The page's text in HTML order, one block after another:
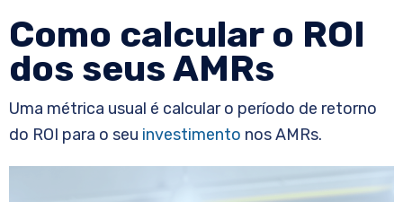
Como calcular o ROI
dos seus AMRs
Uma métrica usual é calcular o período de retorno
do ROI para o seu investimento nos AMRs.